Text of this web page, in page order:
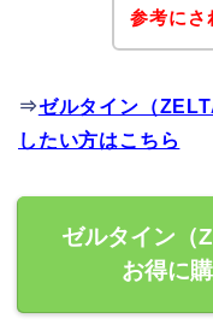
参考にさ
⇒ゼルタイン（
したい方はこちら
ゼルタイン（
お得に